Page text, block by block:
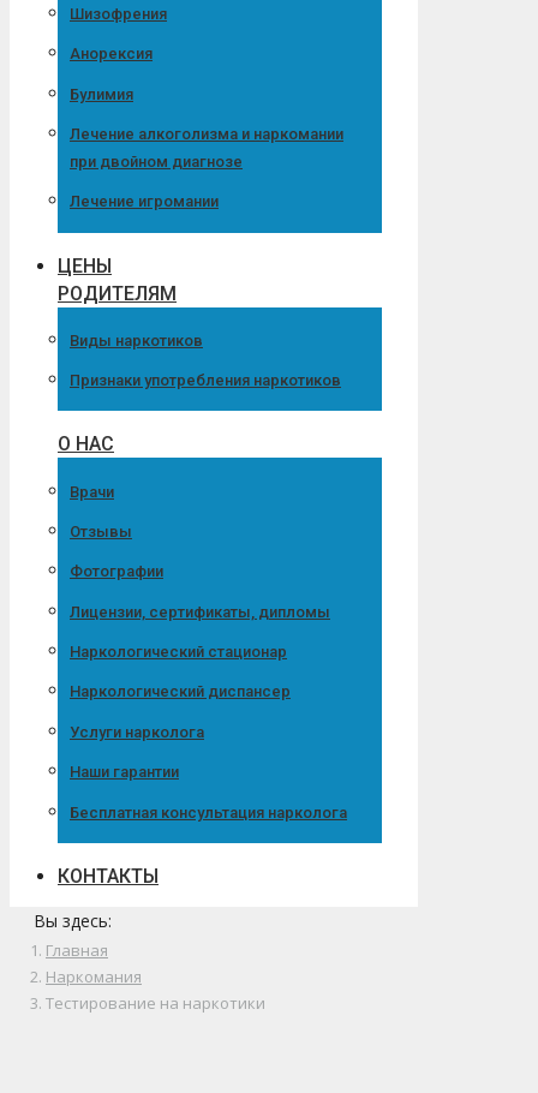
Шизофрения
Анорексия
Булимия
Лечение алкоголизма и наркомании
при двойном диагнозе
Лечение игромании
ЦЕНЫ
РОДИТЕЛЯМ
Виды наркотиков
Признаки употребления наркотиков
О НАС
Врачи
Отзывы
Фотографии
Лицензии, сертификаты, дипломы
Наркологический стационар
Наркологический диспансер
Услуги нарколога
Наши гарантии
Бесплатная консультация нарколога
КОНТАКТЫ
Вы здесь:
Главная
Наркомания
Тестирование на наркотики